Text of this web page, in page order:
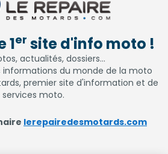
1er site d'info moto !
actualités, dossiers...
informations du monde de la moto
premier site d'information et de
services moto.
lerepairedesmotards.com